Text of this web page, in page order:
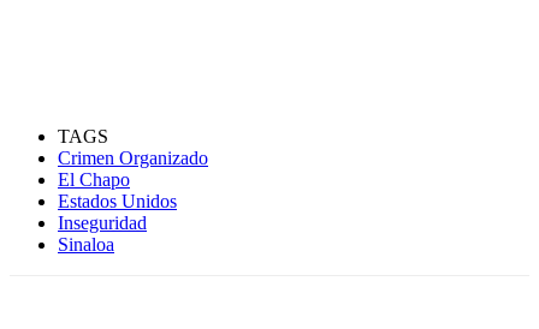
TAGS
Crimen Organizado
El Chapo
Estados Unidos
Inseguridad
Sinaloa